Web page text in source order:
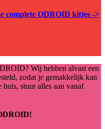
complete ODROID kitjes ->
Wij hebben alvast een
zodat je gemakkelijk kan
stuur alles aan vanaf